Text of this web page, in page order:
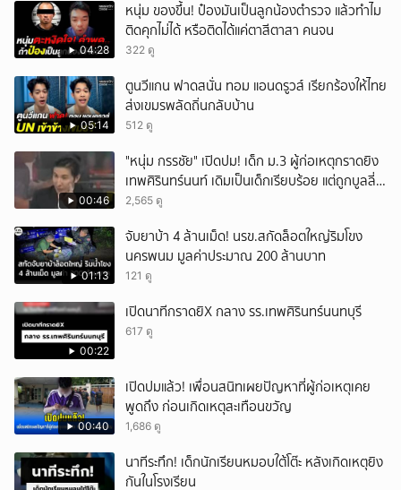
04:28
หนุ่ม ของขึ้น! ป๋องมันเป็นลูกน้องตำรวจ แล้วทำไม
ติดคุกไม่ได้ หรือติดได้แค่ตาสีตาสา คนจน
322 ดู
05:14
ตูนวีแกน ฟาดสนั่น ทอม แอนดรูวส์ เรียกร้องให้ไทย
ส่งเขมรพลัดถิ่นกลับบ้าน
512 ดู
00:46
"หนุ่ม กรรชัย" เปิดปม! เด็ก ม.3 ผู้ก่อเหตุกราดยิง
เทพศิรินทร์นนท์ เดิมเป็นเด็กเรียบร้อย แต่ถูกบูลลี่
หนัก คาดแรงกดดันสะสมกลายเป็นแรงแค้น จนก่อ
2,565 ดู
01:13
จับยาบ้า 4 ล้านเม็ด! นรข.สกัดล็อตใหญ่ริมโขง
นครพนม มูลค่าประมาณ 200 ล้านบาท
121 ดู
00:22
เปิดนาทีกราดยิX กลาง รร.เทพศิรินทร์นนทบุรี
617 ดู
00:40
เปิดปมแล้ว! เพื่อนสนิทเผยปัญหาที่ผู้ก่อเหตุเคย
พูดถึง ก่อนเกิดเหตุสะเทือนขวัญ
1,686 ดู
นาทีระทึก! เด็กนักเรียนหมอบใต้โต๊ะ หลังเกิดเหตุยิง
กันในโรงเรียน